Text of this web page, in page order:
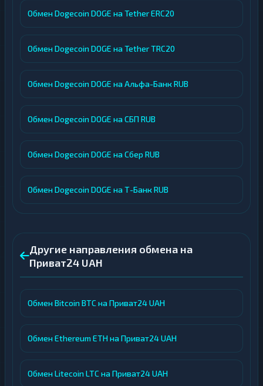
Обмен Dogecoin DOGE на Tether ERC20
Обмен Dogecoin DOGE на Tether TRC20
Обмен Dogecoin DOGE на Альфа-Банк RUB
Обмен Dogecoin DOGE на СБП RUB
Обмен Dogecoin DOGE на Сбер RUB
Обмен Dogecoin DOGE на Т-Банк RUB
Другие направления обмена на
Приват24 UAH
Обмен Bitcoin BTC на Приват24 UAH
Обмен Ethereum ETH на Приват24 UAH
Обмен Litecoin LTC на Приват24 UAH